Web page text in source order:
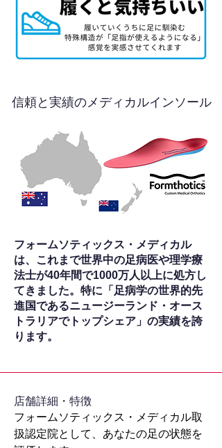
信頼と実績のメディカルインソール
フォームソティックス・メディカル
は、これまで世界中の足病医や理学療
法士が40年間で1000万人以上に処方し
てきました。特に「足病学の世界的先
進国であるニュージーランド・オース
トラリアでトップシェア」の実績を誇
ります。
​店舗詳細・特徴
フォームソティックス・メディカル取
扱認定院として、あなたの足の状態を